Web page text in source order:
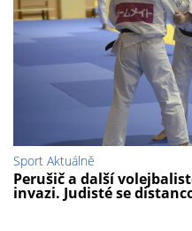
Sport Aktuálně
Perušič a další
invazi. Judisté se